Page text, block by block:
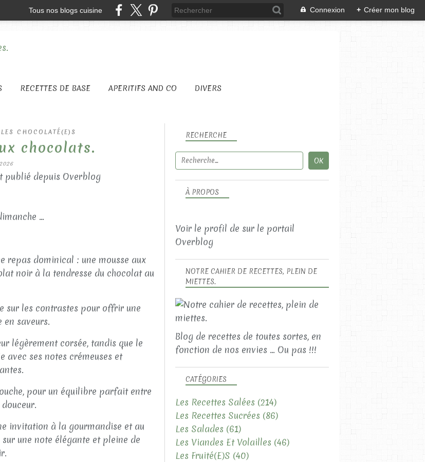
Tous nos blogs cuisine Connexion + Créer mon blog
RECETTES DE BASE APERITIFS AND CO DIVERS
LES CHOCOLATÉ(E)S
chocolats.
publié depuis Overblog
...
repas dominical : une mousse aux
noir à la tendresse du chocolat au
sur les contrastes pour offrir une
en saveurs.
légèrement corsée, tandis que le
avec ses notes crémeuses et
pour un équilibre parfait entre
invitation à la gourmandise et au
une note élégante et pleine de
RECHERCHE
NOTRE CAHIER DE RECETTES, PLEIN DE
MIETTES.
Blog de recettes de toutes sortes, en
fonction de nos envies ... Ou pas !!!
À PROPOS
Voir le profil de sur le portail
Overblog
CATÉGORIES
Les Recettes Salées (214)
Les Recettes Sucrées (86)
Les Salades (61)
Les Viandes Et Volailles (46)
Les Fruité(e)s (40)